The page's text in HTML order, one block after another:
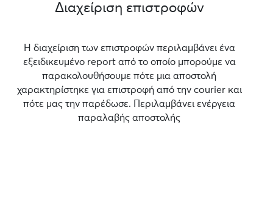
Διαχείριση επιστροφών
Η διαχείριση των επιστροφών περιλαμβάνει ένα
εξειδικευμένο report από το οποίο μπορούμε να
παρακολουθήσουμε πότε μια αποστολή
χαρακτηρίστηκε για επιστροφή από την courier και
πότε μας την παρέδωσε. Περιλαμβάνει ενέργεια
παραλαβής αποστολής